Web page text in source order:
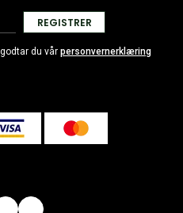
REGISTRER
du vår personvernerklæring